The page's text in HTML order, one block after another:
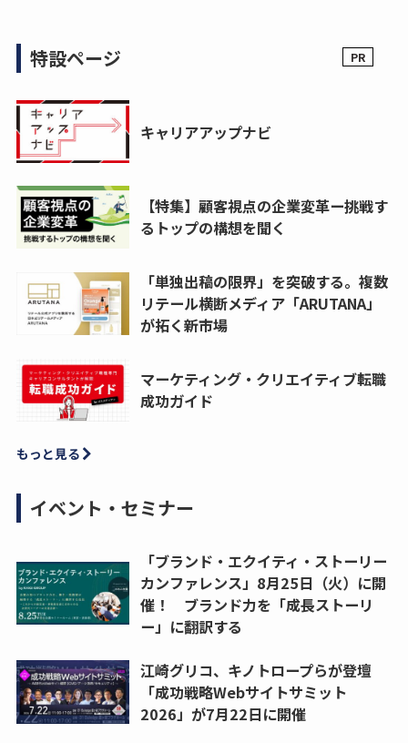
特設ページ
キャリアアップナビ
【特集】顧客視点の企業変革ー挑戦す
るトップの構想を聞く
「単独出稿の限界」を突破する。複数
リテール横断メディア「ARUTANA」
が拓く新市場
マーケティング・クリエイティブ転職
成功ガイド
もっと見る
イベント・セミナー
「ブランド・エクイティ・ストーリー
カンファレンス」8月25日（火）に開
催！ ブランド力を「成長ストーリ
ー」に翻訳する
江崎グリコ、キノトロープらが登壇
「成功戦略Webサイトサミット
2026」が7月22日に開催